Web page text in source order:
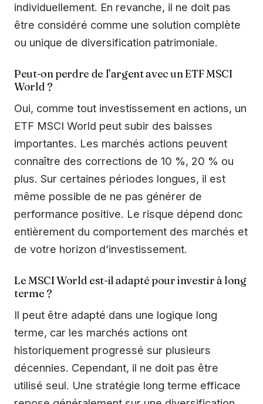
individuellement. En revanche, il ne doit pas
être considéré comme une solution complète
ou unique de diversification patrimoniale.
Peut-on perdre de l’argent avec un ETF MSCI
World ?
Oui, comme tout investissement en actions, un
ETF MSCI World peut subir des baisses
importantes. Les marchés actions peuvent
connaître des corrections de 10 %, 20 % ou
plus. Sur certaines périodes longues, il est
même possible de ne pas générer de
performance positive. Le risque dépend donc
entièrement du comportement des marchés et
de votre horizon d’investissement.
Le MSCI World est-il adapté pour investir à long
terme ?
Il peut être adapté dans une logique long
terme, car les marchés actions ont
historiquement progressé sur plusieurs
décennies. Cependant, il ne doit pas être
utilisé seul. Une stratégie long terme efficace